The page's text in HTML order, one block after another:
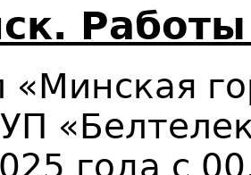
«Минская
года с